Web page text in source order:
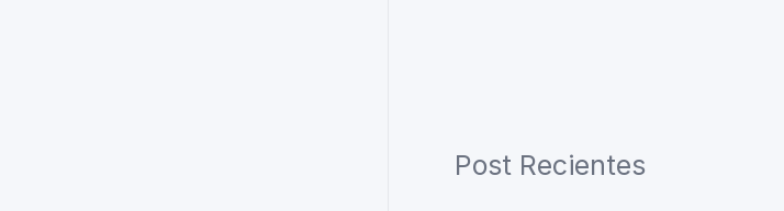
Post Recientes